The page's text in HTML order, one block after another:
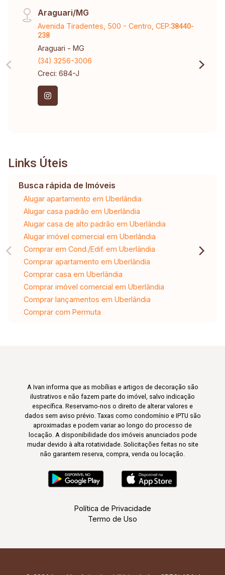
Araguari/MG
Avenida Tiradentes, 500 - Centro, CEP:38440-
238
Araguari - MG
(34) 3256-3006
Creci: 684-J
Links Úteis
Busca rápida de Imóveis
Alugar apartamento em Uberlândia
Alugar casa padrão em Uberlândia
Alugar casa de alto padrão em Uberlândia
Alugar imóvel comercial em Uberlândia
Comprar em Cond./Edif. em Uberlândia
Comprar apartamento em Uberlândia
Comprar casa em Uberlândia
Comprar imóvel comercial em Uberlândia
Comprar lançamentos em Uberlândia
Comprar com Permuta
A Ivan informa que as mobílias e artigos de decoração são
ilustrativos e não fazem parte do imóvel, salvo indicação
específica. Reservamo-nos o direito de alterar valores e
dados sem aviso prévio. Taxas como condomínio e IPTU são
aproximadas e podem variar ao longo do processo de
locação. A disponibilidade dos imóveis anunciados pode
mudar devido à alta rotatividade. Solicitações feitas no site
não garantem reserva, compra, venda ou locação.
Política de Privacidade
Termo de Uso